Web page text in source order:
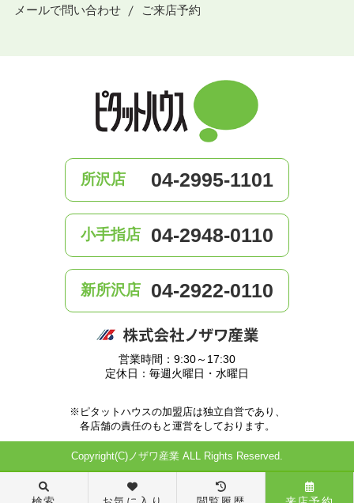
メールで問い合わせ
ご来店予約
所沢店 04-2995-1101
小手指店 04-2948-0110
新所沢店 04-2922-0110
営業時間：9:30～17:30
定休日：毎週火曜日・水曜日
※ピタットハウスの加盟店は独立自営であり、
各店舗の責任のもと運営をしております。
Copyright(C)ノザワ産業 ALL Rights Reserved.